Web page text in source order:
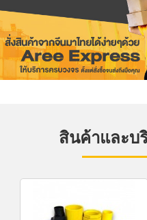
สินค้าและบ